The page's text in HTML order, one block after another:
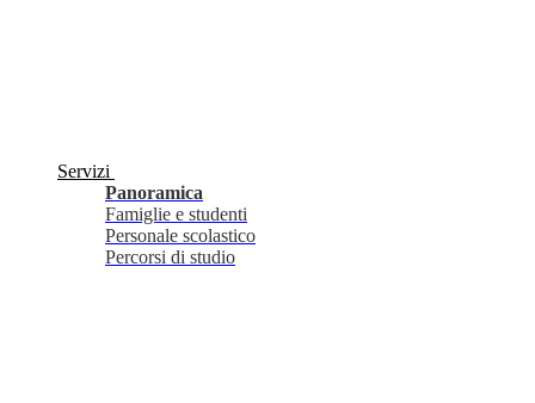
Servizi
Panoramica
Famiglie e studenti
Personale scolastico
Percorsi di studio